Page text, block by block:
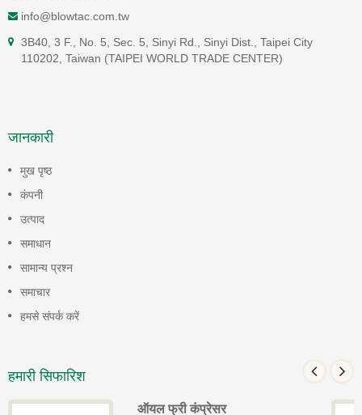
info@blowtac.com.tw
3B40, 3 F., No. 5, Sec. 5, Sinyi Rd., Sinyi Dist., Taipei City
110202, Taiwan (TAIPEI WORLD TRADE CENTER)
जानकारी
मुख पृष्ठ
कंपनी
उत्पाद
समाधान
सामान्य प्रश्न
समाचार
हमसे संपर्क करें
हमारी सिफारिश
ऑयल फ्री कंप्रेसर